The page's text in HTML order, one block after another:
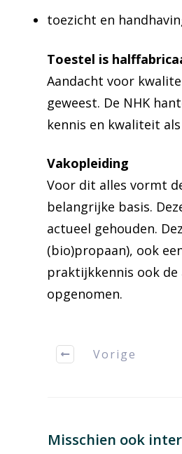
toezicht en
Toestel is
Aandacht voor
geweest. De NHK
kennis en kwaliteit
Vakopleiding
Voor dit alles vormt
belangrijke basis.
actueel gehouden.
(bio)propaan), ook
praktijkkennis ook
opgenomen.
Vorige
Misschien ook